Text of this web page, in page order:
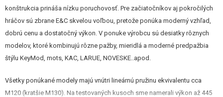
KONTAKT
konštrukcia prináša nízku poruchovosť. Pre začiatočníkov aj pokročilých
hráčov sú zbrane E&C skvelou voľbou, pretože ponúka moderný vzhľad,
dobrú cenu a dostatočný výkon. V ponuke výrobcu sú desiatky rôznych
modelov, ktoré kombinujú rôzne pažby, mieridlá a moderné predpažbia
štýlu KeyMod, mots, KAC, LARUE, NOVESKE..apod.
Všetky ponúkané modely majú vnútri lineárnú pružinu ekvivalentu cca
M120 (kratšie M130). Na testovaných kusoch sme namerali výkon až 445